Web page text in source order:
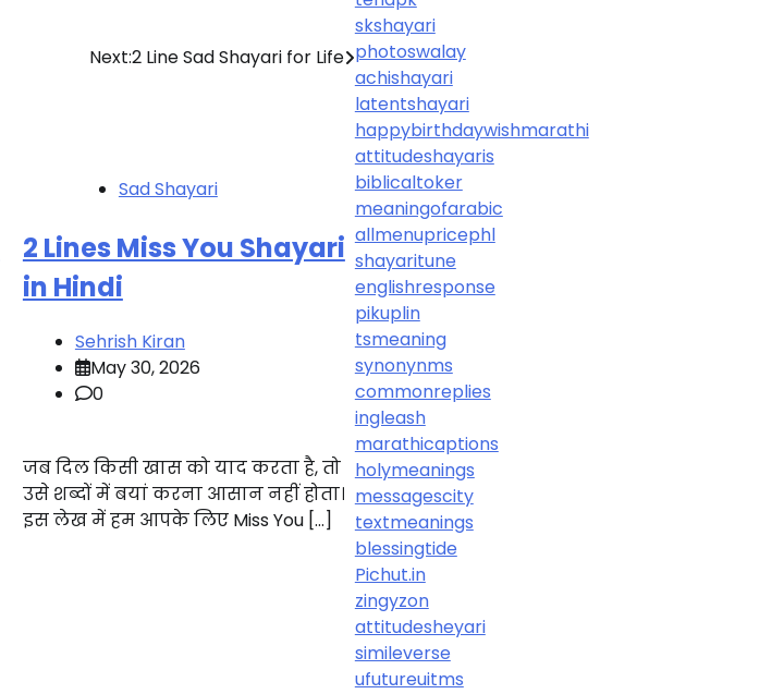
Next:2 Line Sad Shayari for Life
Sad Shayari
2 Lines Miss You Shayari
in Hindi
Sehrish Kiran
May 30, 2026
0
जब दिल किसी खास को याद करता है, तो
उसे शब्दों में बयां करना आसान नहीं होता।
इस लेख में हम आपके लिए Miss You […]
skshayari
photoswalay
achishayari
latentshayari
happybirthdaywishmarathi
attitudeshayaris
biblicaltoker
meaningofarabic
allmenupricephl
shayaritune
englishresponse
pikuplin
tsmeaning
synonynms
commonreplies
ingleash
marathicaptions
holymeanings
messagescity
textmeanings
blessingtide
Pichut.in
zingyzon
attitudesheyari
simileverse
ufutureuitms